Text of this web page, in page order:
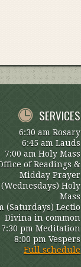
SERVICES
6:30 am Rosary
6:45 am Lauds
7:00 am Holy Mass
of Readings &
Midday Prayer
(Wednesdays) Holy
Mass
(Saturdays) Lectio
Divina in common
7:30 pm Meditation
8:00 pm Vespers
Full schedule